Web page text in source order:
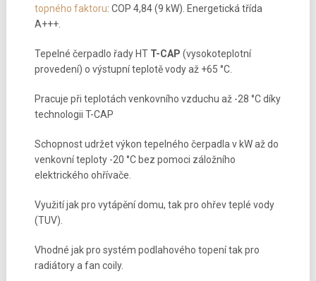
topného faktoru: COP 4,84 (9 kW). Energetická třída
A+++.
Tepelné čerpadlo řady HT T-CAP (vysokoteplotní
provedení) o výstupní teplotě vody až +65 °C.
Pracuje při teplotách venkovního vzduchu až -28 °C díky
technologii T-CAP
Schopnost udržet výkon tepelného čerpadla v kW až do
venkovní teploty -20 °C bez pomoci záložního
elektrického ohřívače.
Využití jak pro vytápění domu, tak pro ohřev teplé vody
(TUV).
Vhodné jak pro systém podlahového topení tak pro
radiátory a fan coily.